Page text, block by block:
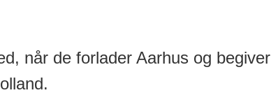
når de forlader Aarhus og begiver